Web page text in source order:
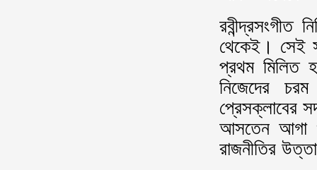
থেকেই। সেই
প্রথম মিলিত
নিজেদের
প্রেসক্লাবের
আসতেন আগা
রাজনীতির